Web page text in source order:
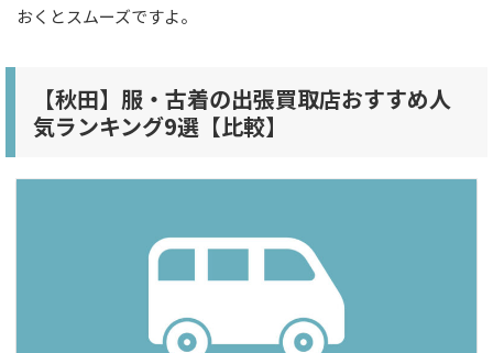
おくとスムーズですよ。
【秋田】服・古着の出張買取店おすすめ人
気ランキング9選【比較】